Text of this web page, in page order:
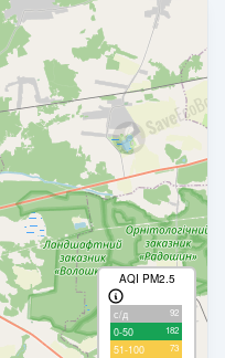
AQI PM2.5
с/д 92
0-50 182
51-100 73